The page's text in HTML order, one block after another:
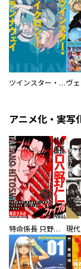
ツインスター・サイクロン・ランナウェイ
アニメ化・実写
特命係長 只野仁ファイナル 愛蔵版